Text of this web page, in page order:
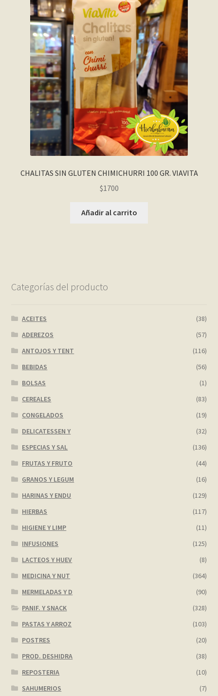
CHALITAS SIN GLUTEN CHIMICHURRI 100 GR. VIAVITA
$1700
Añadir al carrito
Categorías del producto
ACEITES
(38)
ADEREZOS
(57)
ANTOJOS Y TENT
(116)
BEBIDAS
(56)
BOLSAS
(1)
CEREALES
(83)
CONGELADOS
(19)
DELICATESSEN Y
(32)
ESPECIAS Y SAL
(136)
FRUTAS Y FRUTO
(44)
GRANOS Y LEGUM
(16)
HARINAS Y ENDU
(129)
HIERBAS
(117)
HIGIENE Y LIMP
(11)
INFUSIONES
(125)
LACTEOS Y HUEV
(8)
MEDICINA Y NUT
(364)
MERMELADAS Y D
(90)
PANIF. Y SNACK
(328)
PASTAS Y ARROZ
(103)
POSTRES
(20)
PROD. DESHIDRA
(38)
REPOSTERIA
(10)
SAHUMERIOS
(7)